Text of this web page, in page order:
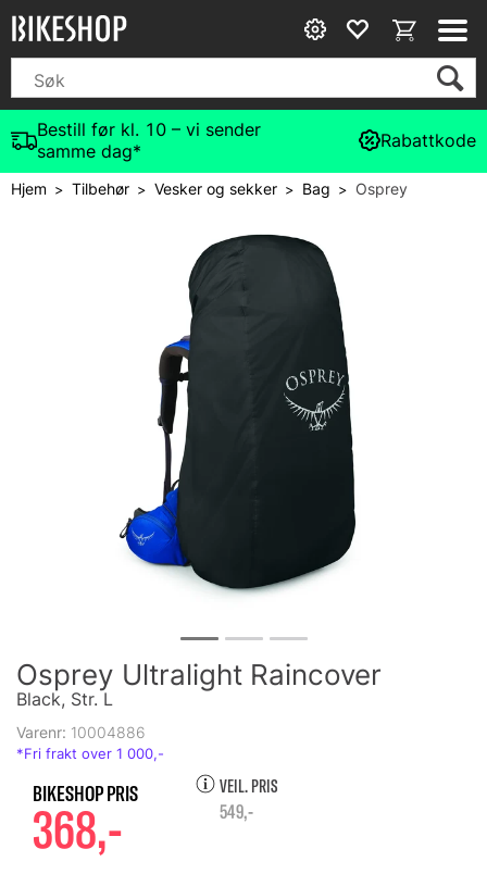
Bestill før kl. 10 – vi sender
samme dag*
Rabattkode
Hjem>Tilbehør>Vesker og sekker> Bag >Osprey
Osprey Ultralight Raincover
Black, Str. L
Varenr: 10004886
368,-
VEIL. PRIS
549,-